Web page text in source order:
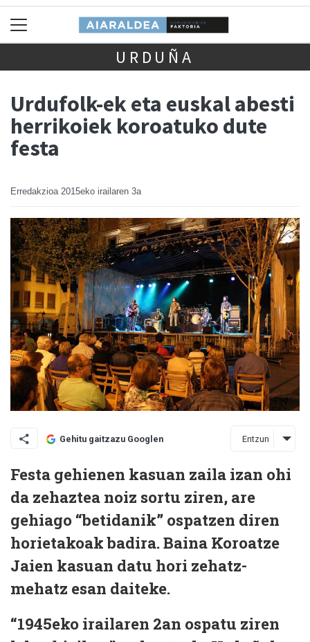
URDUÑA
Urdufolk-ek eta euskal abesti
herrikoiek koroatuko dute
festa
Erredakzioa 2015eko irailaren 3a
Gehitu gaitzazu Googlen Entzun
Festa gehienen kasuan zaila izan ohi
da zehaztea noiz sortu ziren, are
gehiago “betidanik” ospatzen diren
horietakoak badira. Baina Koroatze
Jaien kasuan datu hori zehatz-
mehatz esan daiteke.
“1945eko irailaren 2an ospatu ziren